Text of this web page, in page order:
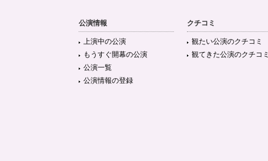
公演情報
上演中の公演
もうすぐ開幕の公演
公演一覧
公演情報の登録
クチコミ
観たい公演のクチコミ
観てきた公演のクチコミ